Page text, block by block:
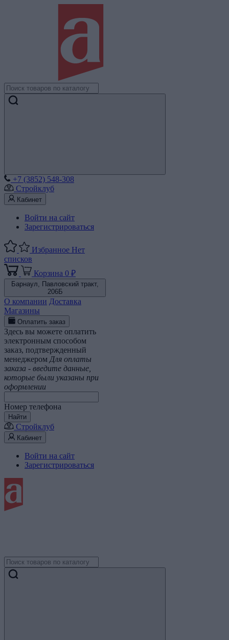
+7 (3852) 548-308
Стройклуб
Кабинет
Войти на сайт
Зарегистрироваться
Избранное Нет
списков
Корзина 0 ₽
Барнаул, Павловский тракт,
206Б
О компании Доставка
Магазины
Оплатить заказ
Здесь вы можете оплатить
электронным способом
заказ, подтвержденный
менеджером Для оплаты
заказа - введите данные,
которые были указаны при
оформлении
Номер телефона
Найти
Стройклуб
Кабинет
Войти на сайт
Зарегистрироваться